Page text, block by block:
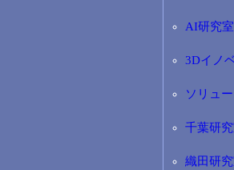
AI研究室
3Dイノ
ソリュ
千葉研究
織田研究